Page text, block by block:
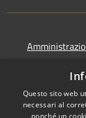
Dichiarazione
Questo sito web
necessari al
nonché un